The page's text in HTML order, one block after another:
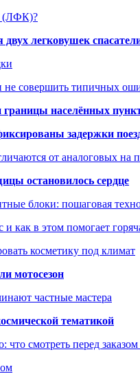
(ЛФК)?
легковушек
не совершить типичных
населённых
задержки
от аналоговых на
остановилось сердце
блоки: пошаговая
как в этом помогает
косметику под климат
мотосезон
частные мастера
тематикой
смотреть перед